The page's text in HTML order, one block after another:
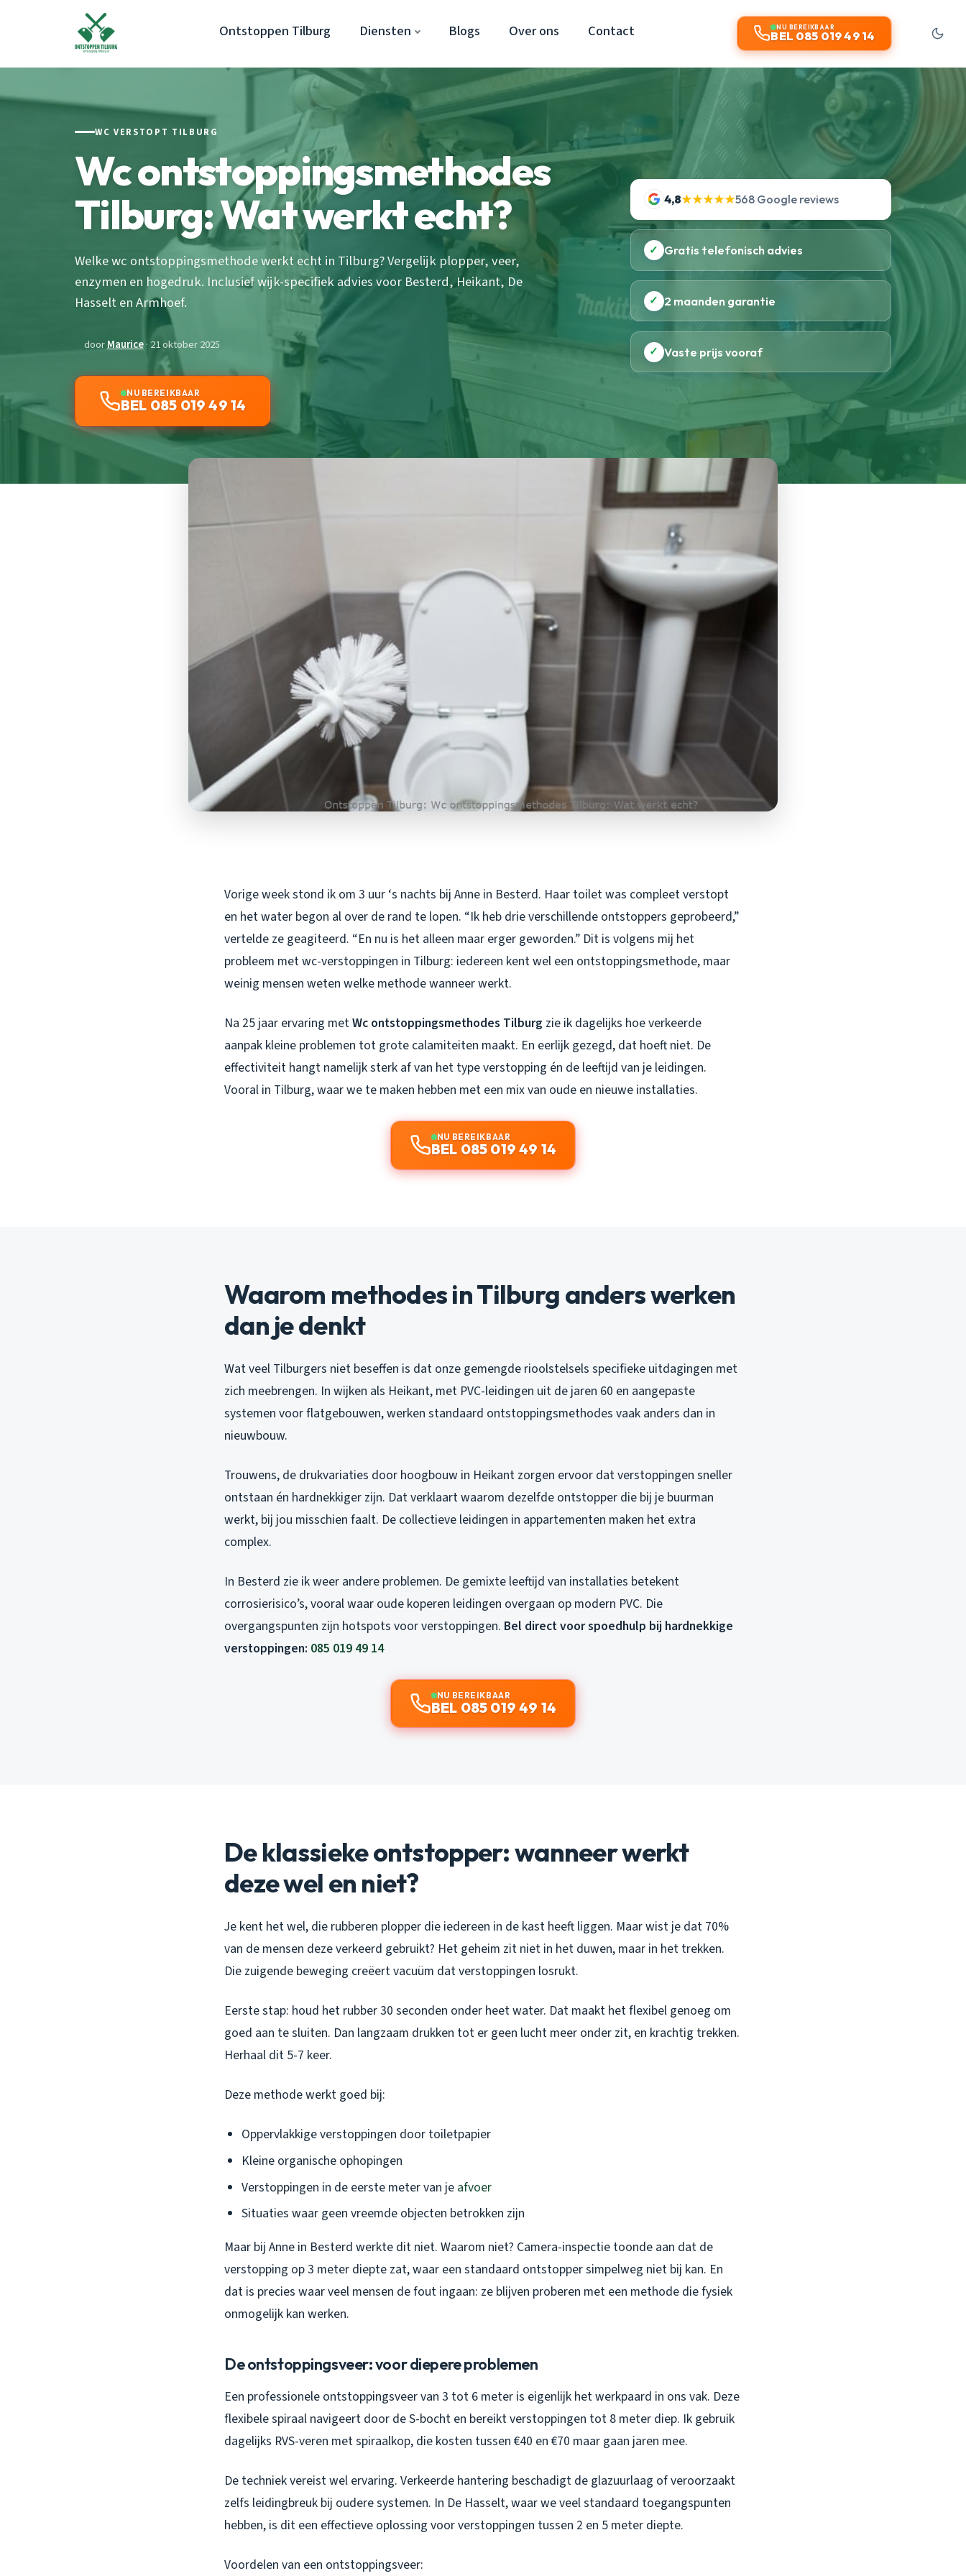
Ontstoppen Tilburg Diensten Blogs Over ons Contact NU BEREIKBAAR
BEL 085 019 49 14
WC VERSTOPT TILBURG
Wc ontstoppingsmethodes
Tilburg: Wat werkt echt?
Welke wc ontstoppingsmethode werkt echt in Tilburg? Vergelijk plopper, veer,
enzymen en hogedruk. Inclusief wijk-specifiek advies voor Besterd, Heikant, De
Hasselt en Armhoef.
doorMaurice· 21 oktober 2025
NU BEREIKBAAR
BEL 085 019 49 14
4,8★★★★★568 Google reviews
✓ Gratis telefonisch advies
✓ 2 maanden garantie
✓ Vaste prijs vooraf
Vorige week stond ik om 3 uur ‘s nachts bij Anne in Besterd. Haar toilet was compleet verstopt
en het water begon al over de rand te lopen. “Ik heb drie verschillende ontstoppers geprobeerd,”
vertelde ze geagiteerd. “En nu is het alleen maar erger geworden.” Dit is volgens mij het
probleem met wc-verstoppingen in Tilburg: iedereen kent wel een ontstoppingsmethode, maar
weinig mensen weten welke methode wanneer werkt.
Na 25 jaar ervaring metWc ontstoppingsmethodes Tilburg zie ik dagelijks hoe verkeerde
aanpak kleine problemen tot grote calamiteiten maakt. En eerlijk gezegd, dat hoeft niet. De
effectiviteit hangt namelijk sterk af van het type verstopping én de leeftijd van je leidingen.
Vooral in Tilburg, waar we te maken hebben met een mix van oude en nieuwe installaties.
NU BEREIKBAAR
BEL 085 019 49 14
Waarom methodes in Tilburg anders werken
dan je denkt
Wat veel Tilburgers niet beseffen is dat onze gemengde rioolstelsels specifieke uitdagingen met
zich meebrengen. In wijken als Heikant, met PVC-leidingen uit de jaren 60 en aangepaste
systemen voor flatgebouwen, werken standaard ontstoppingsmethodes vaak anders dan in
nieuwbouw.
Trouwens, de drukvariaties door hoogbouw in Heikant zorgen ervoor dat verstoppingen sneller
ontstaan én hardnekkiger zijn. Dat verklaart waarom dezelfde ontstopper die bij je buurman
werkt, bij jou misschien faalt. De collectieve leidingen in appartementen maken het extra
complex.
In Besterd zie ik weer andere problemen. De gemixte leeftijd van installaties betekent
corrosierisico’s, vooral waar oude koperen leidingen overgaan op modern PVC. Die
overgangspunten zijn hotspots voor verstoppingen. Bel direct voor spoedhulp bij hardnekkige
verstoppingen: 085 019 49 14
NU BEREIKBAAR
BEL 085 019 49 14
De klassieke ontstopper: wanneer werkt
deze wel en niet?
Je kent het wel, die rubberen plopper die iedereen in de kast heeft liggen. Maar wist je dat 70%
van de mensen deze verkeerd gebruikt? Het geheim zit niet in het duwen, maar in het trekken.
Die zuigende beweging creëert vacuüm dat verstoppingen losrukt.
Eerste stap: houd het rubber 30 seconden onder heet water. Dat maakt het flexibel genoeg om
goed aan te sluiten. Dan langzaam drukken tot er geen lucht meer onder zit, en krachtig trekken.
Herhaal dit 5-7 keer.
Deze methode werkt goed bij:
Oppervlakkige verstoppingen door toiletpapier
Kleine organische ophopingen
Verstoppingen in de eerste meter van je afvoer
Situaties waar geen vreemde objecten betrokken zijn
Maar bij Anne in Besterd werkte dit niet. Waarom niet? Camera-inspectie toonde aan dat de
verstopping op 3 meter diepte zat, waar een standaard ontstopper simpelweg niet bij kan. En
dat is precies waar veel mensen de fout ingaan: ze blijven proberen met een methode die fysiek
onmogelijk kan werken.
De ontstoppingsveer: voor diepere problemen
Een professionele ontstoppingsveer van 3 tot 6 meter is eigenlijk het werkpaard in ons vak. Deze
flexibele spiraal navigeert door de S-bocht en bereikt verstoppingen tot 8 meter diep. Ik gebruik
dagelijks RVS-veren met spiraalkop, die kosten tussen €40 en €70 maar gaan jaren mee.
De techniek vereist wel ervaring. Verkeerde hantering beschadigt de glazuurlaag of veroorzaakt
zelfs leidingbreuk bij oudere systemen. In De Hasselt, waar we veel standaard toegangspunten
hebben, is dit een effectieve oplossing voor verstoppingen tussen 2 en 5 meter diepte.
Voordelen van een ontstoppingsveer: